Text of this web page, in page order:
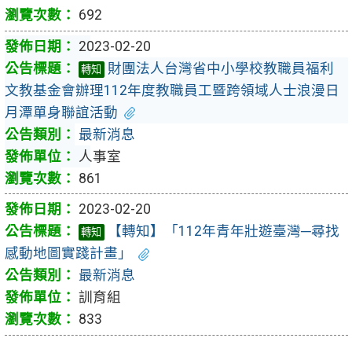
692
2023-02-20
轉知
財團法人台灣省中小學校教職員福利
文教基金會辦理112年度教職員工暨跨領域人士浪漫日
月潭單身聯誼活動
最新消息
人事室
861
2023-02-20
轉知
【轉知】「112年青年壯遊臺灣─尋找
感動地圖實踐計畫」
最新消息
訓育組
833